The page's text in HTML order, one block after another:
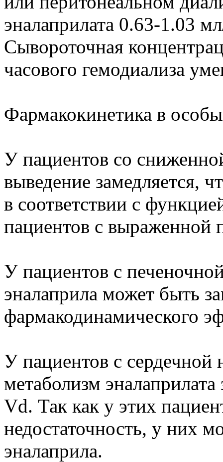
эналаприлата 0.63-1.03
Сывороточная
часового гемодиализа
Фармакокинетика в
У пациентов со
выведение замедляется,
в соответствии с
пациентов с выраженной
У пациентов с
эналаприла может быть
фармакодинамического
У пациентов с сердечной
метаболизм
Vd. Так как у этих
недостаточность, у них
эналаприла.